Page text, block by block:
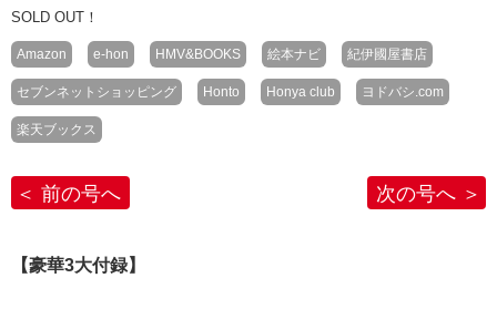
SOLD OUT！
Amazon e-hon HMV&BOOKS 絵本ナビ 紀伊國屋書店
セブンネットショッピング Honto Honya club ヨドバシ.com
楽天ブックス
次の号へ
前の号へ
【豪華3大付録】